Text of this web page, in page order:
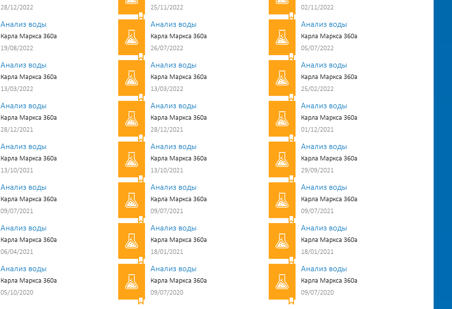
28/12/2022
25/11/2022
02/11/2022
Анализ воды
Карла Маркса 360а
19/08/2022
Анализ воды
Карла Маркса 360а
26/07/2022
Анализ воды
Карла Маркса 360а
05/07/2022
Анализ воды
Карла Маркса 360а
13/03/2022
Анализ воды
Карла Маркса 360а
13/03/2022
Анализ воды
Карла Маркса 360а
25/02/2022
Анализ воды
Карла Маркса 360а
28/12/2021
Анализ воды
Карла Маркса 360а
28/12/2021
Анализ воды
Карла Маркса 360а
01/12/2021
Анализ воды
Карла Маркса 360а
13/10/2021
Анализ воды
Карла Маркса 360а
13/10/2021
Анализ воды
Карла Маркса 360а
29/09/2021
Анализ воды
Карла Маркса 360а
09/07/2021
Анализ воды
Карла Маркса 360а
09/07/2021
Анализ воды
Карла Маркса 360а
09/07/2021
Анализ воды
Карла Маркса 360а
06/04/2021
Анализ воды
Карла Маркса 360а
18/01/2021
Анализ воды
Карла Маркса 360а
18/01/2021
Анализ воды
Карла Маркса 360а
05/10/2020
Анализ воды
Карла Маркса 360а
09/07/2020
Анализ воды
Карла Маркса 360а
09/07/2020